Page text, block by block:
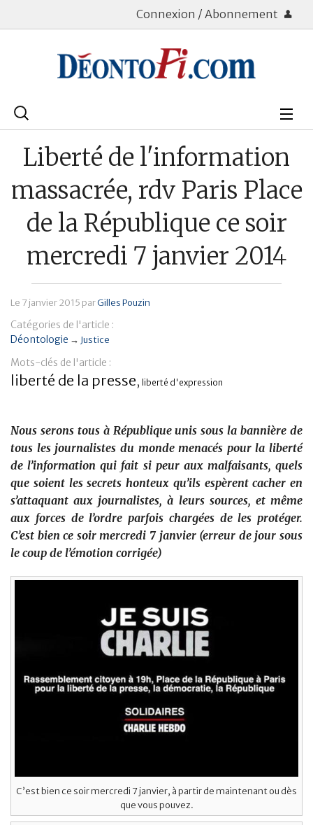
Connexion / Abonnement
Rechercher
Déontologie
Immobilier
Banque
Liberté de l'information
massacrée, rdv Paris Place
de la République ce soir
mercredi 7 janvier 2014
Le 7 janvier 2015 parGilles Pouzin
Catégories de l'article :
Déontologie → Justice
Mots-clés de l'article :
liberté de la presse, liberté d'expression
Nous serons tous à République unis sous la bannière de
tous les journalistes du monde menacés pour la liberté
de l’information qui fait si peur aux malfaisants, quels
que soient les secrets honteux qu’ils espèrent cacher en
s’attaquant aux journalistes, à leurs sources, et même
aux forces de l’ordre parfois chargées de les protéger.
C’est bien ce soir mercredi 7 janvier (erreur de jour sous
le coup de l’émotion corrigée)
C’est bien ce soir mercredi 7 janvier, à partir de maintenant ou dès
que vous pouvez.